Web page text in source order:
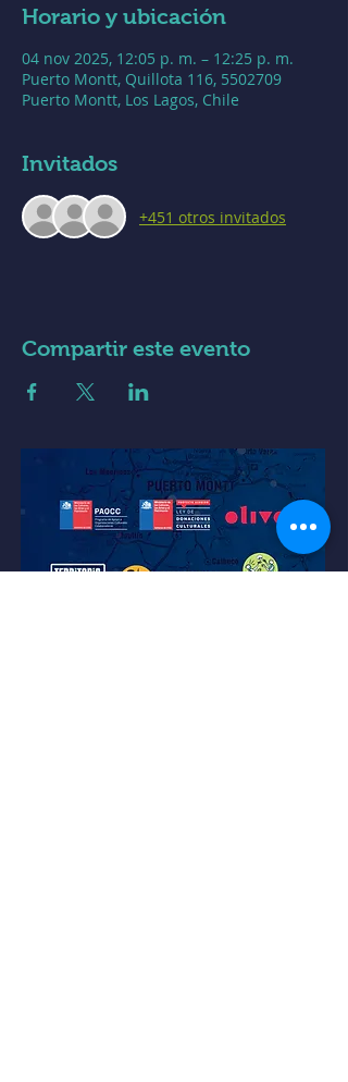
Horario y ubicación
04 nov 2025, 12:05 p. m. – 12:25 p. m.
Puerto Montt, Quillota 116, 5502709
Puerto Montt, Los Lagos, Chile
Invitados
+451 otros invitados
Compartir este evento